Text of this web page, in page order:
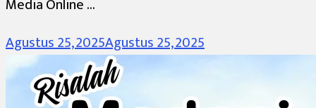
Agustus 25, 2025Agustus 25, 2025